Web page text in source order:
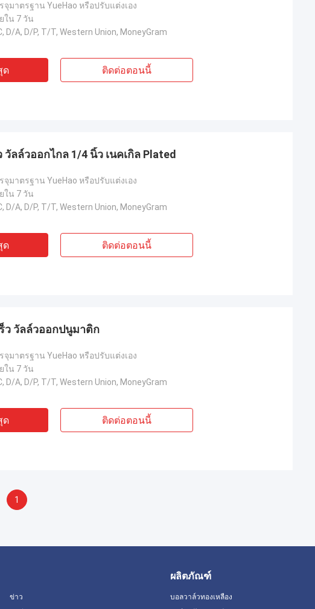
จุมาตรฐาน YueHao หรือปรับแต่งเอง
ใน 7 วัน
D/A, D/P, T/T, Western Union, MoneyGram
ด ติดต่อตอนนี้
วัลล์วออกไกล 1/4 นิ้ว เนคเกิล Plated
จุมาตรฐาน YueHao หรือปรับแต่งเอง
ใน 7 วัน
D/A, D/P, T/T, Western Union, MoneyGram
ด ติดต่อตอนนี้
ว วัลล์วออกปนูมาติก
จุมาตรฐาน YueHao หรือปรับแต่งเอง
ใน 7 วัน
D/A, D/P, T/T, Western Union, MoneyGram
ด ติดต่อตอนนี้
1
ข่าว
ผลิตภัณฑ์
บอลวาล์วทองเหลือง